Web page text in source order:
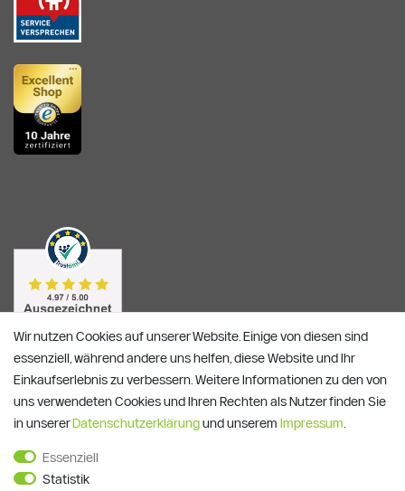
Wir nutzen Cookies auf unserer Website. Einige von diesen sind
essenziell, während andere uns helfen, diese Website und Ihr
Einkaufserlebnis zu verbessern. Weitere Informationen zu den von
uns verwendeten Cookies und Ihren Rechten als Nutzer finden Sie
in unsererDaten­schutz­erklärungund unserem Impressum
Essenziell
Statistik